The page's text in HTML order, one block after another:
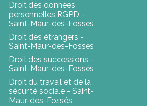
Droit des données
personnelles RGPD -
Saint-Maur-des-Fossés
Droit des étrangers -
Saint-Maur-des-Fossés
Droit des successions -
Saint-Maur-des-Fossés
Droit du travail et de la
sécurité sociale - Saint-
Maur-des-Fossés